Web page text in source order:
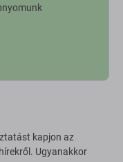
kapjon az
Ugyanakkor